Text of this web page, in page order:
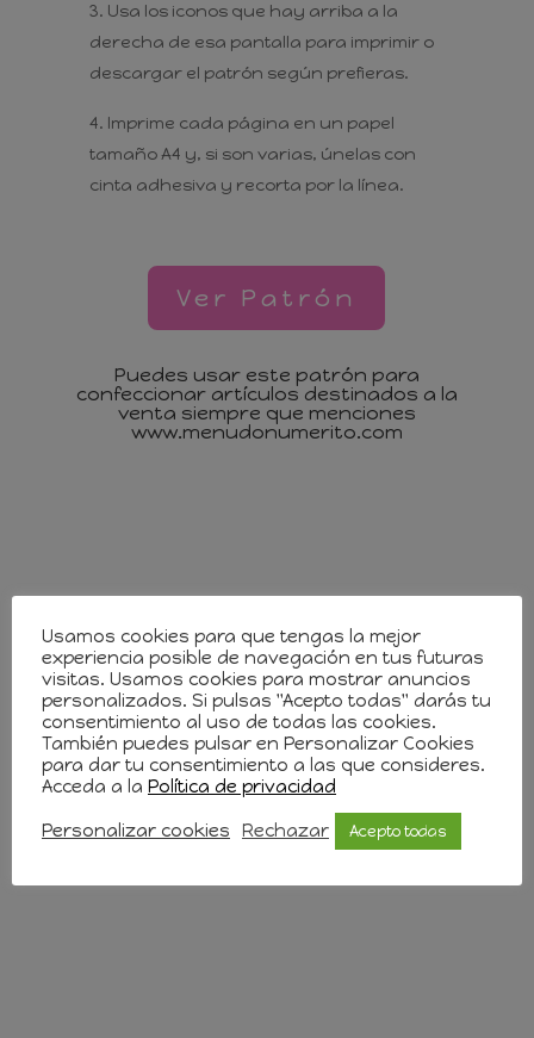
Usa los iconos que hay arriba a la
derecha de esa pantalla para imprimir o
descargar el patrón según prefieras.
Imprime cada página en un papel
tamaño A4 y, si son varias, únelas con
cinta adhesiva y recorta por la línea.
Ver Patrón
Puedes usar este patrón para
confeccionar artículos destinados a la
venta siempre que menciones
www.menudonumerito.com
Usamos cookies para que tengas la mejor
experiencia posible de navegación en tus futuras
visitas. Usamos cookies para mostrar anuncios
personalizados. Si pulsas "Acepto todas" darás tu
consentimiento al uso de todas las cookies.
También puedes pulsar en Personalizar Cookies
para dar tu consentimiento a las que consideres.
Acceda a la Política de privacidad
Personalizar cookies Rechazar Acepto todas